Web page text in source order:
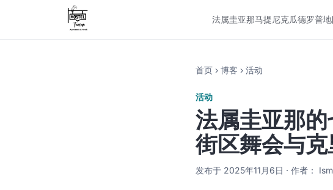
法属圭亚那马提尼克瓜德罗普
首页 › 博客 › 活动
活动
法属圭亚那的
街区舞会与
发布于 2025年11月6日 · 作者：